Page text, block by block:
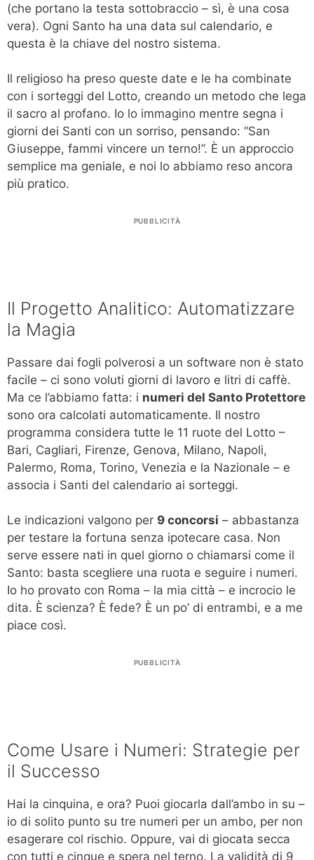
(che portano la testa sottobraccio – sì, è una cosa
vera). Ogni Santo ha una data sul calendario, e
questa è la chiave del nostro sistema.
Il religioso ha preso queste date e le ha combinate
con i sorteggi del Lotto, creando un metodo che lega
il sacro al profano. Io lo immagino mentre segna i
giorni dei Santi con un sorriso, pensando: “San
Giuseppe, fammi vincere un terno!”. È un approccio
semplice ma geniale, e noi lo abbiamo reso ancora
più pratico.
PUBBLICITÀ
Il Progetto Analitico: Automatizzare
la Magia
Passare dai fogli polverosi a un software non è stato
facile – ci sono voluti giorni di lavoro e litri di caffè.
Ma ce l’abbiamo fatta: i numeri del Santo Protettore
sono ora calcolati automaticamente. Il nostro
programma considera tutte le 11 ruote del Lotto –
Bari, Cagliari, Firenze, Genova, Milano, Napoli,
Palermo, Roma, Torino, Venezia e la Nazionale – e
associa i Santi del calendario ai sorteggi.
Le indicazioni valgono per 9 concorsi – abbastanza
per testare la fortuna senza ipotecare casa. Non
serve essere nati in quel giorno o chiamarsi come il
Santo: basta scegliere una ruota e seguire i numeri.
Io ho provato con Roma – la mia città – e incrocio le
dita. È scienza? È fede? È un po’ di entrambi, e a me
piace così.
PUBBLICITÀ
Come Usare i Numeri: Strategie per
il Successo
Hai la cinquina, e ora? Puoi giocarla dall’ambo in su –
io di solito punto su tre numeri per un ambo, per non
esagerare col rischio. Oppure, vai di giocata secca
con tutti e cinque e spera nel terno. La validità di 9